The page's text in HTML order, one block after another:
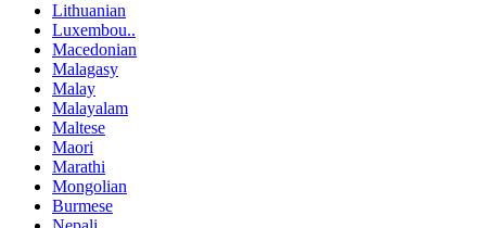
Lithuanian
Luxembou..
Macedonian
Malagasy
Malay
Malayalam
Maltese
Maori
Marathi
Mongolian
Burmese